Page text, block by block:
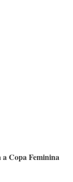
a Copa Feminina